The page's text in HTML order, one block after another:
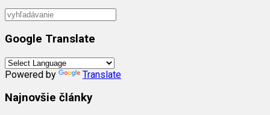
Google Translate
Powered by Translate
Najnovšie články